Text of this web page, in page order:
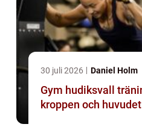
30 juli 2026 Daniel Holm
Gym hudiksvall träning för vardagen,
kroppen och huvudet